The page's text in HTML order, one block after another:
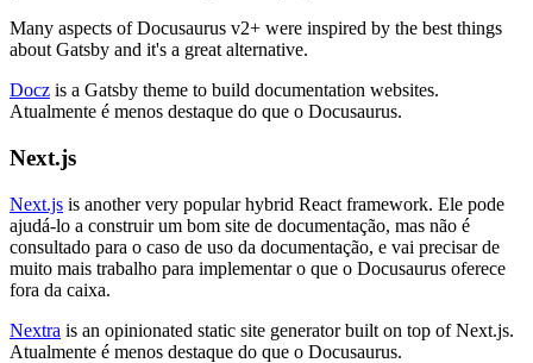
Many aspects of Docusaurus v2+ were inspired by the best things
about Gatsby and it's a great alternative.
Docz is a Gatsby theme to build documentation websites.
Atualmente é menos destaque do que o Docusaurus.
Next.js
Next.js is another very popular hybrid React framework. Ele pode
ajudá-lo a construir um bom site de documentação, mas não é
consultado para o caso de uso da documentação, e vai precisar de
muito mais trabalho para implementar o que o Docusaurus oferece
fora da caixa.
Nextra is an opinionated static site generator built on top of Next.js.
Atualmente é menos destaque do que o Docusaurus.